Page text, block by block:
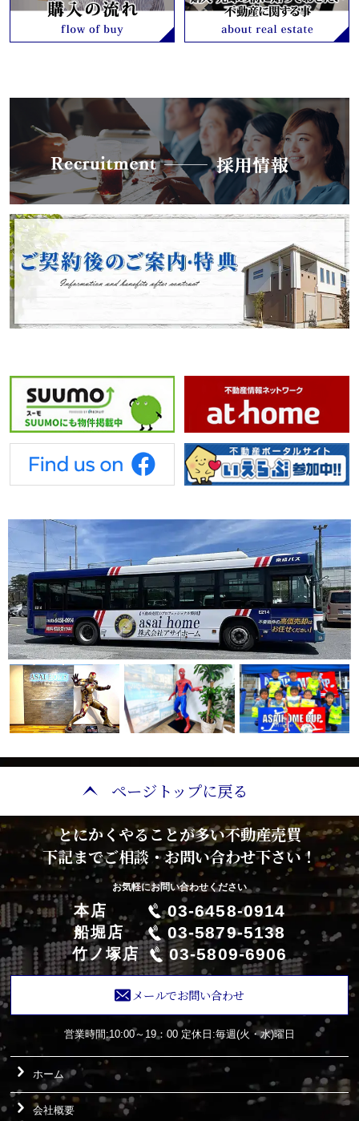
ページトップに戻る
とにかくやることが多い不動産売買
下記までご相談・お問い合わせ下さい！
お気軽にお問い合わせください
本店 03-6458-0914
船堀店 03-5879-5138
竹ノ塚店 03-5809-6906
メールでお問い合わせ
営業時間:10:00～19：00 定休日:毎週(火・水)曜日
ホーム
会社概要